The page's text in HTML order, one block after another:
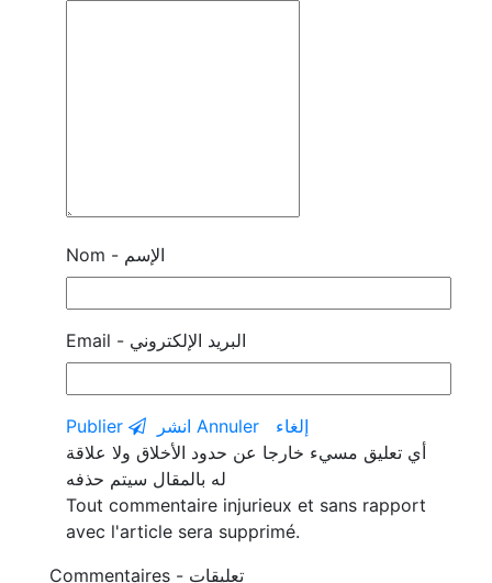
Nom - الإسم
Email - البريد الإلكتروني
Publier انشر
Annuler إلغاء
أي تعليق مسيء خارجا عن حدود الأخلاق ولا علاقة
له بالمقال سيتم حذفه
Tout commentaire injurieux et sans rapport
avec l'article sera supprimé.
Commentaires - تعليقات